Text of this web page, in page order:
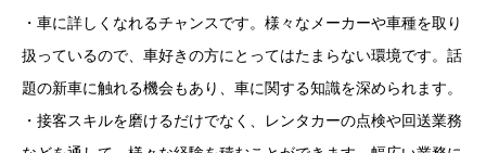
・車に詳しくなれるチャンスです。様々なメーカーや車種を取り
扱っているので、車好きの方にとってはたまらない環境です。話
題の新車に触れる機会もあり、車に関する知識を深められます。
・接客スキルを磨けるだけでなく、レンタカーの点検や回送業務